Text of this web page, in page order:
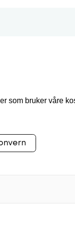
som bruker våre